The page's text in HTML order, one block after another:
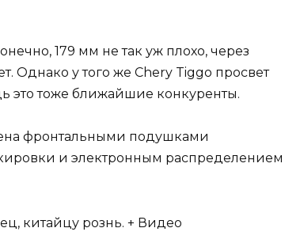
179 мм не так уж плохо, через
Однако у того же Chery Tiggo просвет
это тоже ближайшие конкуренты.
фронтальными подушками
и электронным распределением